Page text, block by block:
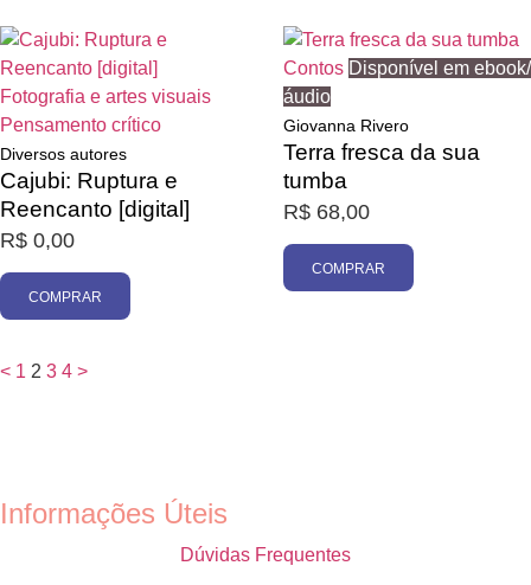
Fotografia e artes visuais
Pensamento crítico
Diversos autores
Cajubi: Ruptura e
Reencanto [digital]
R$ 0,00
COMPRAR
Contos Disponível em ebook/
áudio
Giovanna Rivero
Terra fresca da sua
tumba
R$ 68,00
COMPRAR
< 1 2 3 4 >
Informações Úteis
Dúvidas Frequentes